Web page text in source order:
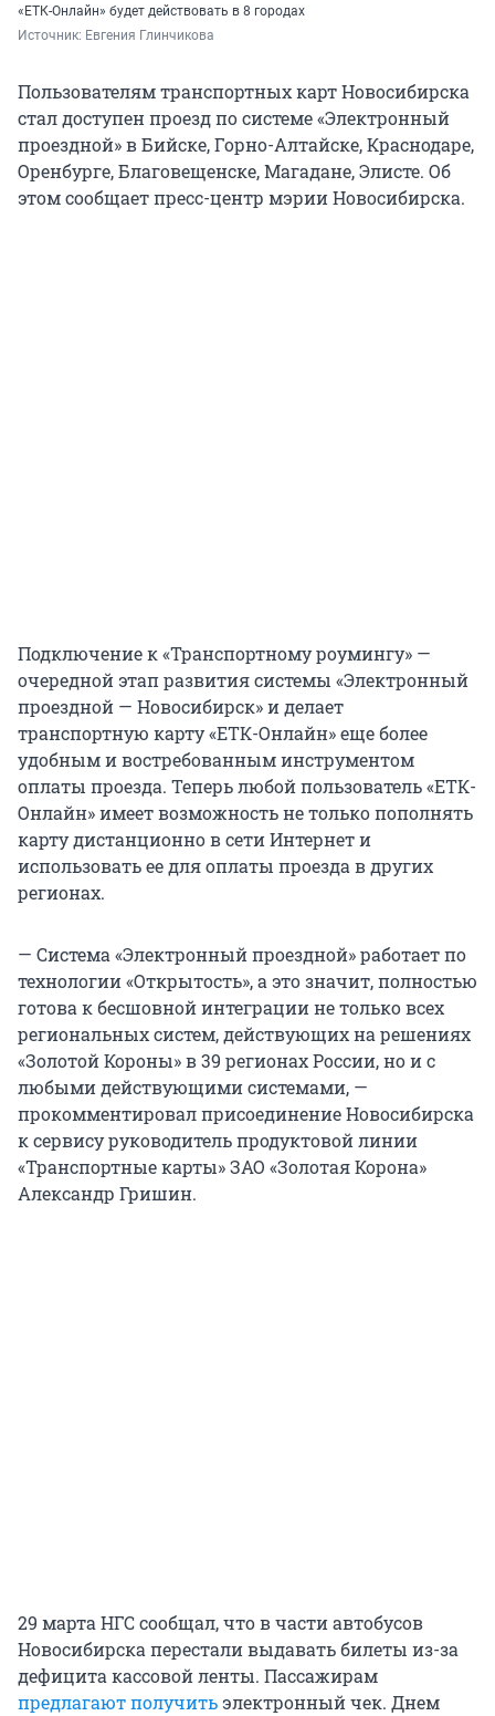
«ЕТК-Онлайн» будет действовать в 8 городах
Источник: Евгения Глинчикова
Пользователям транспортных карт Новосибирска
стал доступен проезд по системе «Электронный
проездной» в Бийске, Горно-Алтайске, Краснодаре,
Оренбурге, Благовещенске, Магадане, Элисте. Об
этом сообщает пресс-центр мэрии Новосибирска.
Подключение к «Транспортному роумингу» —
очередной этап развития системы «Электронный
проездной — Новосибирск» и делает
транспортную карту «ЕТК-Онлайн» еще более
удобным и востребованным инструментом
оплаты проезда. Теперь любой пользователь «ЕТК-
Онлайн» имеет возможность не только пополнять
карту дистанционно в сети Интернет и
использовать ее для оплаты проезда в других
регионах.
— Система «Электронный проездной» работает по
технологии «Открытость», а это значит, полностью
готова к бесшовной интеграции не только всех
региональных систем, действующих на решениях
«Золотой Короны» в 39 регионах России, но и с
любыми действующими системами, —
прокомментировал присоединение Новосибирска
к сервису руководитель продуктовой линии
«Транспортные карты» ЗАО «Золотая Корона»
Александр Гришин.
29 марта НГС сообщал, что в части автобусов
Новосибирска перестали выдавать билеты из-за
дефицита кассовой ленты. Пассажирам
предлагают получитьэлектронный чек. Днем